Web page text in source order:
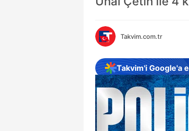
Takvim.com.tr
Takvim'i Google'a